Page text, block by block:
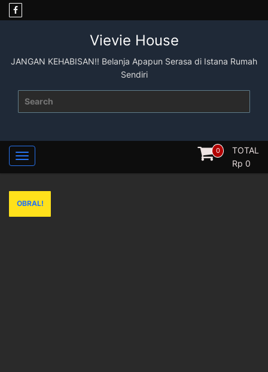
Skip
to
Vievie House
JANGAN KEHABISAN!! Belanja Apapun Serasa di Istana Rumah
Sendiri
0
TOTAL
Rp 0
OBRAL!